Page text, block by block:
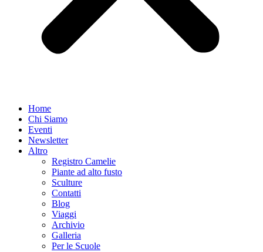
Home
Chi Siamo
Eventi
Newsletter
Altro
Registro Camelie
Piante ad alto fusto
Sculture
Contatti
Blog
Viaggi
Archivio
Galleria
Per le Scuole